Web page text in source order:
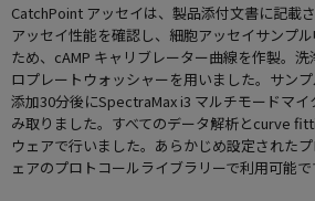
CatchPoint アッセイは、製品添付文書に記載
アッセイ性能を確認し、細胞アッセイサンプ
ため、cAMP キャリブレーター曲線を作製。
ロプレートウォッシャーを用いました。サン
添加30分後にSpectraMax i3 マルチモードマ
み取りました。すべてのデータ解析とcurve
ウェアで行いました。あらかじめ設定された
ェアのプロトコールライブラリーで利用可能で